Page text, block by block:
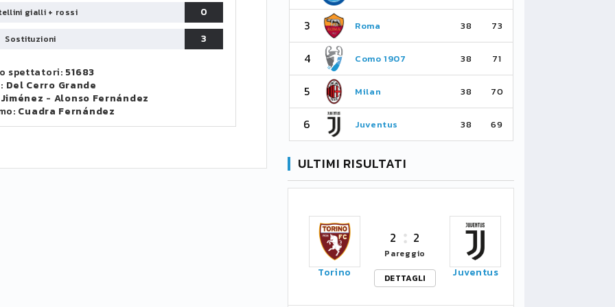
gialli + rossi
0
Sostituzioni 3
spettatori: 51683
Del Cerro Grande
- Alonso Fernández
Cuadra Fernández
38
5 Catanzaro
6 Palermo 38
3 Roma 38 73
4 Como 1907 38 71
5 Milan 38 70
6 Juventus 38 69
ULTIMI RISULTATI
Torino
2 2
Pareggio
DETTAGLI
Juventus